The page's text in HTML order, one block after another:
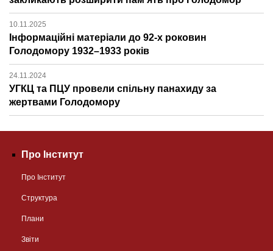
10.11.2025
Інформаційні матеріали до 92-х роковин
Голодомору 1932–1933 років
24.11.2024
УГКЦ та ПЦУ провели спільну панахиду за
жертвами Голодомору
Про Інститут
Про Інститут
Структура
Плани
Звіти